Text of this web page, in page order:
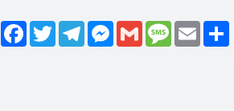
WhatsAppFacebook
TwitterTelegramMessenger
Gmail MessageEmail